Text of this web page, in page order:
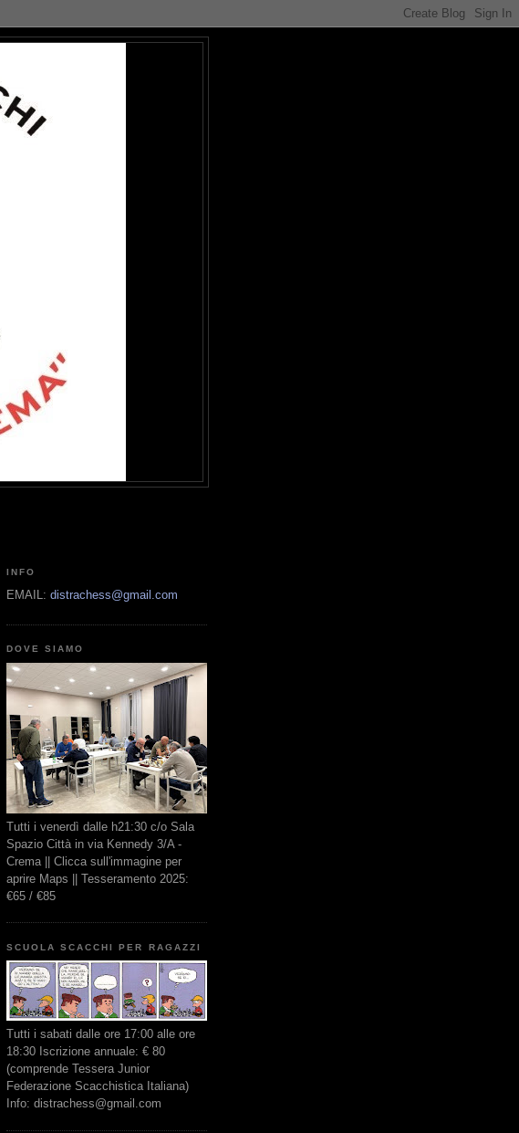
INFO
EMAIL: distrachess@gmail.com
DOVE SIAMO
Tutti i venerdì dalle h21:30 c/o Sala
Spazio Città in via Kennedy 3/A -
Crema || Clicca sull'immagine per
aprire Maps || Tesseramento 2025:
€65 / €85
SCUOLA SCACCHI PER RAGAZZI
Tutti i sabati dalle ore 17:00 alle ore
18:30 Iscrizione annuale: € 80
(comprende Tessera Junior
Federazione Scacchistica Italiana)
Info: distrachess@gmail.com